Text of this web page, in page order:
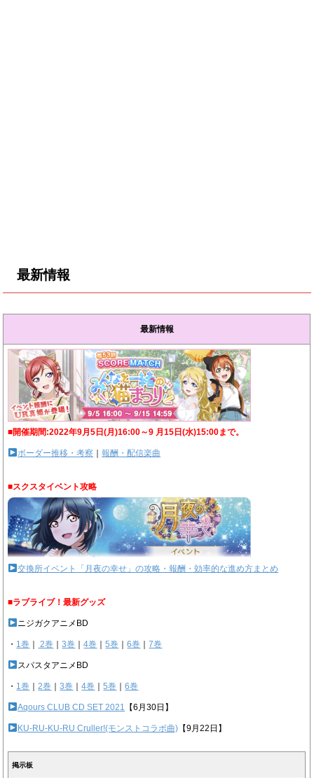
最新情報
最新情報
■開催期間:2022年9月5日(月)16:00～9 月15日(水)15:00まで。
ボーダー推移・考察 ｜報酬・配信楽曲
■スクスタイベント攻略
交換所イベント「月夜の幸せ」の攻略・報酬・効率的な進め方まとめ
■ラブライブ！最新グッズ
ニジガクアニメBD
・ 1巻 2巻 ｜3巻 ｜4巻 ｜5巻 ｜6巻 ｜7巻
スパスタアニメBD
・ 1巻 ｜2巻 ｜3巻 ｜4巻 ｜5巻 ｜6巻
Aqours CLUB CD SET 2021 【6月30日】
KU-RU-KU-RU Cruller!(モンストコラボ曲) 【9月22日】
掲示板